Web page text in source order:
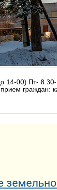
14-00) Пт-
граждан: